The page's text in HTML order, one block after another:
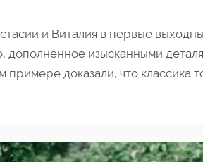
и Виталия в первые
дополненное изысканными
примере доказали, что классика